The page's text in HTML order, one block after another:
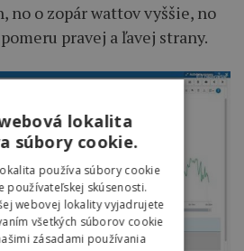
no o zopár wattov vyššie, no
pravej a ľavej strany.
lokalita
súbory cookie.
používa súbory cookie
používateľskej skúsenosti.
webovej lokality vyjadrujete
všetkých súborov cookie
zásadami používania